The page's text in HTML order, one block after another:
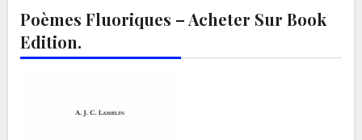
Poèmes Fluoriques – Acheter Sur Book
Edition.